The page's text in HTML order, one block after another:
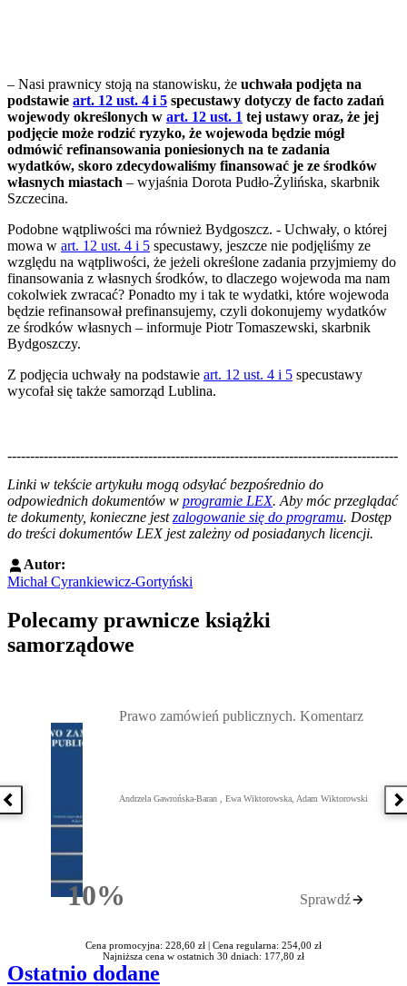
– Nasi prawnicy stoją na stanowisku, że uchwała podjęta na
podstawie art. 12 ust. 4 i 5 specustawy dotyczy de facto zadań
wojewody określonych w art. 12 ust. 1 tej ustawy oraz, że jej
podjęcie może rodzić ryzyko, że wojewoda będzie mógł
odmówić refinansowania poniesionych na te zadania
wydatków, skoro zdecydowaliśmy finansować je ze środków
własnych miastach – wyjaśnia Dorota Pudło-Żylińska, skarbnik
Szczecina.
Podobne wątpliwości ma również Bydgoszcz. - Uchwały, o której
mowa w art. 12 ust. 4 i 5 specustawy, jeszcze nie podjęliśmy ze
względu na wątpliwości, że jeżeli określone zadania przyjmiemy do
finansowania z własnych środków, to dlaczego wojewoda ma nam
cokolwiek zwracać? Ponadto my i tak te wydatki, które wojewoda
będzie refinansował prefinansujemy, czyli dokonujemy wydatków
ze środków własnych – informuje Piotr Tomaszewski, skarbnik
Bydgoszczy.
Z podjęcia uchwały na podstawie art. 12 ust. 4 i 5 specustawy
wycofał się także samorząd Lublina.
--------------------------------------------------------------------------------------
Linki w tekście artykułu mogą odsyłać bezpośrednio do
odpowiednich dokumentów w programie LEX. Aby móc przeglądać
te dokumenty, konieczne jestzalogowanie się do programu. Dostęp
do treści dokumentów LEX jest zależny od posiadanych licencji.
Autor:
Michał Cyrankiewicz-Gortyński
Polecamy prawnicze książki
samorządowe
Poprzednia książka
10%Rabatu
Prawo zamówień publicznych. Komentarz
Andrzela Gawrońska-Baran , Ewa Wiktorowska, Adam Wiktorowski
Sprawdź
Cena promocyjna: 228,60 zł | Cena regularna: 254,00 zł
Najniższa cena w ostatnich 30 dniach: 177,80 zł
Ostatnio dodane